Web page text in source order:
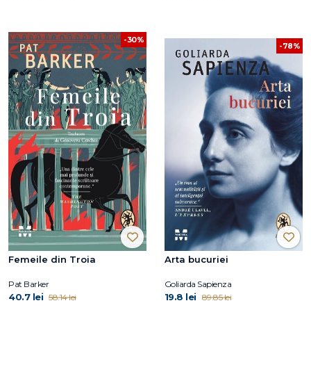
-30%
Femeile din Troia
Pat Barker
40.7 lei 58.14 lei
-78%
Arta bucuriei
Goliarda Sapienza
19.8 lei 89.85 lei